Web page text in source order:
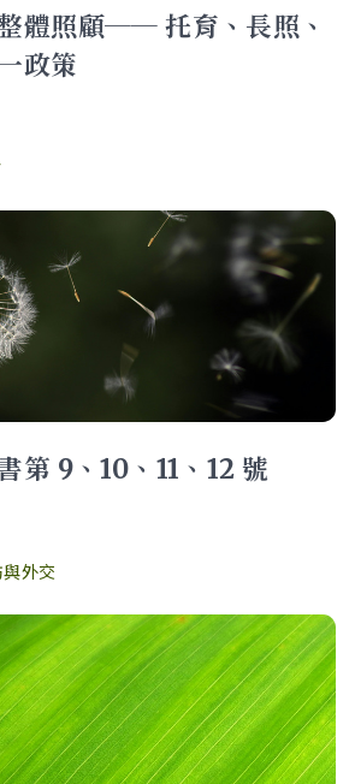
體照顧── 托育、長照、
政策
第 9、10、11、12 號
外交